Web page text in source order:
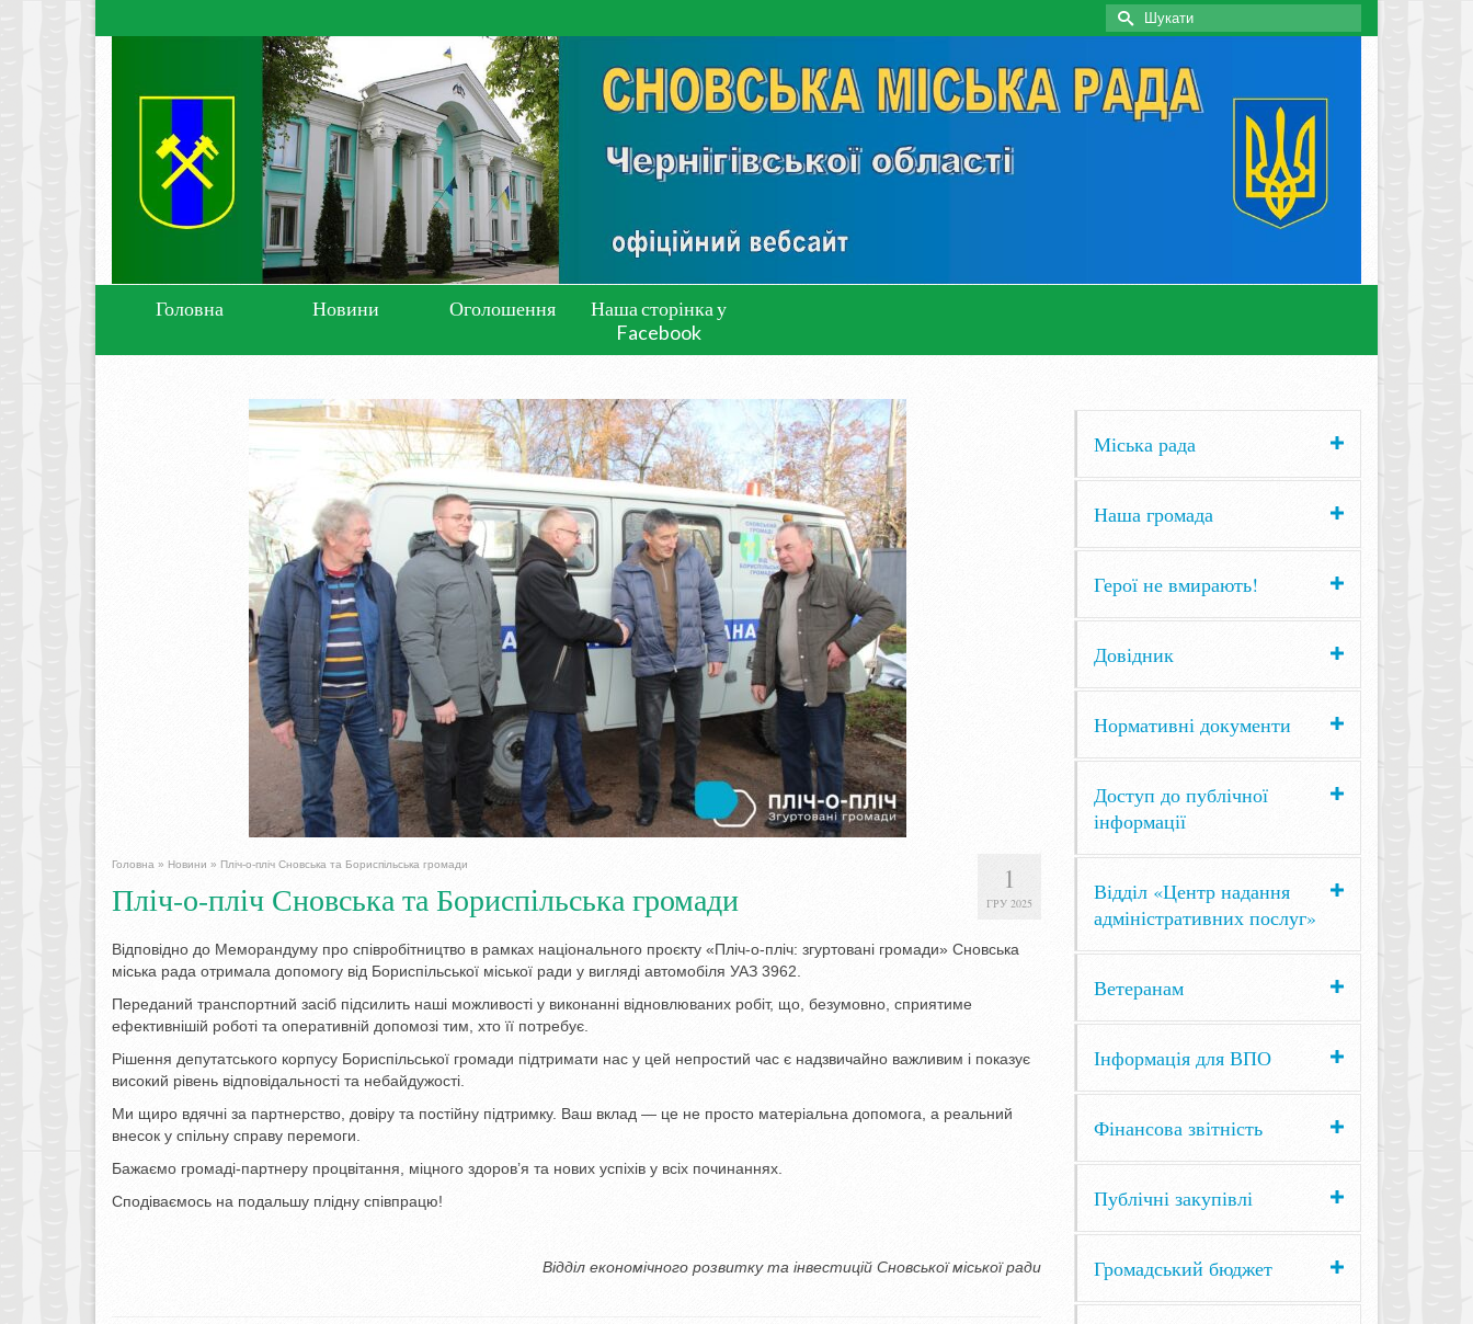
Search
for:
Головна Новини Оголошення
Наша сторінка у
Facebook
1
ГРУ 2025
Головна » Новини » Пліч-о-пліч Сновська та Бориспільська громади
Пліч-о-пліч Сновська та Бориспільська громади
Відповідно до Меморандуму про співробітництво в рамках національного проєкту «Пліч-о-пліч: згуртовані громади» Сновська
міська рада отримала допомогу від Бориспільської міської ради у вигляді автомобіля УАЗ 3962.
Переданий транспортний засіб підсилить наші можливості у виконанні відновлюваних робіт, що, безумовно, сприятиме
ефективнішій роботі та оперативній допомозі тим, хто її потребує.
Рішення депутатського корпусу Бориспільської громади підтримати нас у цей непростий час є надзвичайно важливим і показує
високий рівень відповідальності та небайдужості.
Ми щиро вдячні за партнерство, довіру та постійну підтримку. Ваш вклад — це не просто матеріальна допомога, а реальний
внесок у спільну справу перемоги.
Бажаємо громаді-партнеру процвітання, міцного здоров’я та нових успіхів у всіх починаннях.
Сподіваємось на подальшу плідну співпрацю!
Відділ економічного розвитку та інвестицій Сновської міської ради
Міська рада
Наша громада
Герої не вмирають!
Довідник
Нормативні документи
Доступ до публічної
інформації
Відділ «Центр надання
адміністративних послуг»
Ветеранам
Інформація для ВПО
Фінансова звітність
Публічні закупівлі
Громадський бюджет